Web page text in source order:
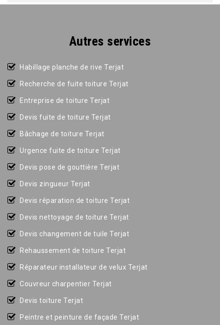
Autres services
Habillage planche de rive Terjat
Recherche de fuite toiture Terjat
Entreprise de toiture Terjat
Devis fuite de toiture Terjat
Bâchage de toiture Terjat
Urgence fuite de toiture Terjat
Devis pose de gouttière Terjat
Devis zingueur Terjat
Devis réparation de toiture Terjat
Devis nettoyage de toiture Terjat
Devis changement de tuile Terjat
Rehaussement de toiture Terjat
Réparateur installateur de velux Terjat
Couvreur charpentier Terjat
Devis toiture Terjat
Peintre et peinture de façade Terjat